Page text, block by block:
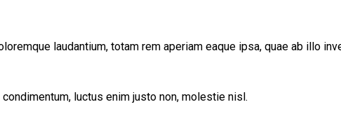
laudantium, totam rem aperiam eaque ipsa, quae ab illo
luctus enim justo non, molestie nisl.